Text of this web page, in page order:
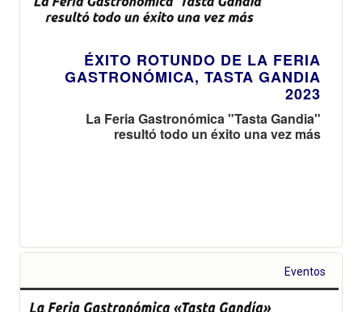
ÉXITO ROTUNDO DE LA FERIA
GASTRONÓMICA, TASTA GANDIA
2023
La Feria Gastronómica "Tasta Gandia"
resultó todo un éxito una vez más
Eventos